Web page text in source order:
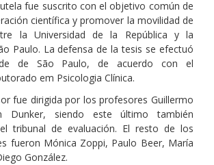
fue suscrito con el objetivo común de
científica y promover la movilidad de
la Universidad de la República y la
Paulo. La defensa de la tesis se efectuó
de São Paulo, de acuerdo con el
em Psicologia Clínica.
fue dirigida por los profesores Guillermo
Dunker, siendo este último también
tribunal de evaluación. El resto de los
fueron Mónica Zoppi, Paulo Beer, María
González.